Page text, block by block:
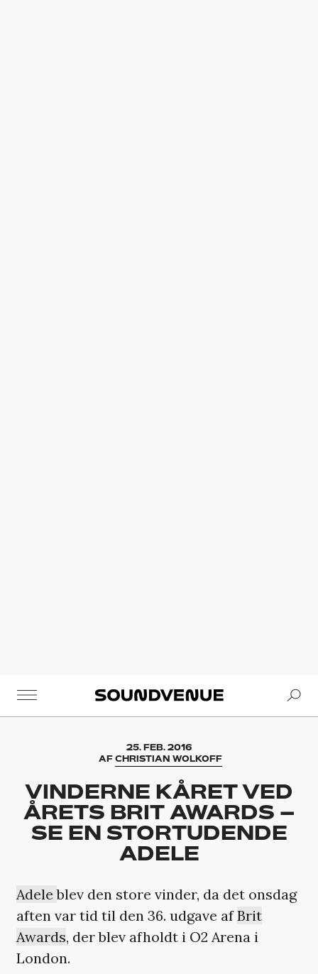
Soundvenue
25. FEB. 2016
AFCHRISTIAN WOLKOFF
VINDERNE KÅRET VED
ÅRETS BRIT AWARDS –
SE EN STORTUDENDE
ADELE
Adeleblev den store vinder, da det onsdag
aften var tid til den 36. udgave afBrit
Awards, der blev afholdt i O2 Arena i
London.